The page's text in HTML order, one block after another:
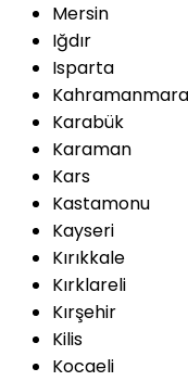
Mersin
Iğdır
Isparta
Karabük
Karaman
Kars
Kastamonu
Kayseri
Kırıkkale
Kırklareli
Kırşehir
Kilis
Kocaeli